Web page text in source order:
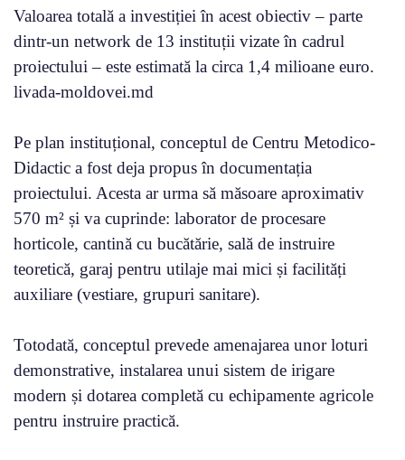
Valoarea totală a investiției în acest obiectiv – parte
dintr-un network de 13 instituții vizate în cadrul
proiectului – este estimată la circa 1,4 milioane euro.
livada-moldovei.md
Pe plan instituțional, conceptul de Centru Metodico-
Didactic a fost deja propus în documentația
proiectului. Acesta ar urma să măsoare aproximativ
570 m² și va cuprinde: laborator de procesare
horticole, cantină cu bucătărie, sală de instruire
teoretică, garaj pentru utilaje mai mici și facilități
auxiliare (vestiare, grupuri sanitare).
Totodată, conceptul prevede amenajarea unor loturi
demonstrative, instalarea unui sistem de irigare
modern și dotarea completă cu echipamente agricole
pentru instruire practică.